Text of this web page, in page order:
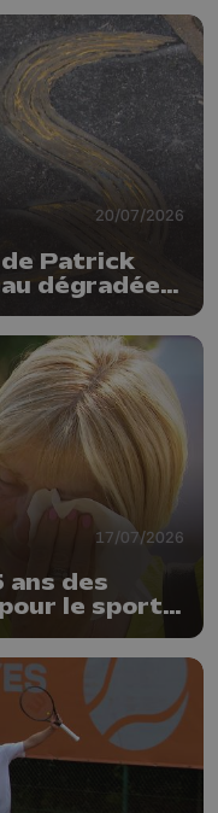
20/07/2026
Patrick
dégradée ?
17/07/2026
ans des
le sport